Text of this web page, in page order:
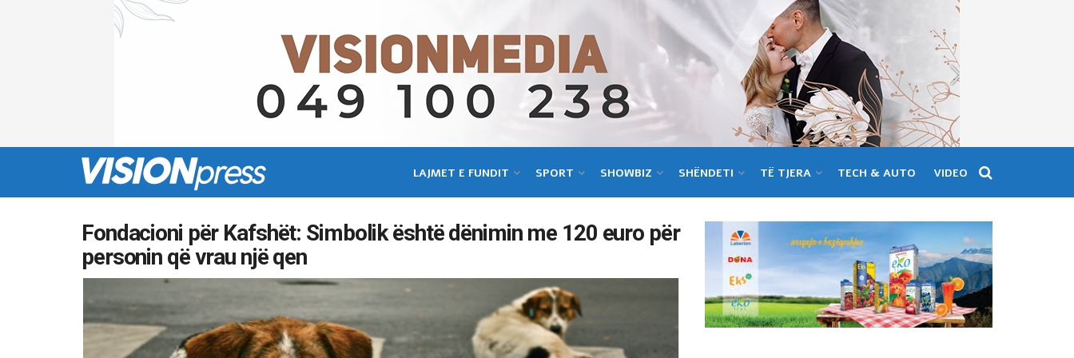
LAJMET E FUNDIT SPORT SHOWBIZ SHËNDETI TË TJERA TECH & AUTO VIDEO
Fondacioni për Kafshët: Simbolik është dënimin me 120 euro për
personin që vrau një qen